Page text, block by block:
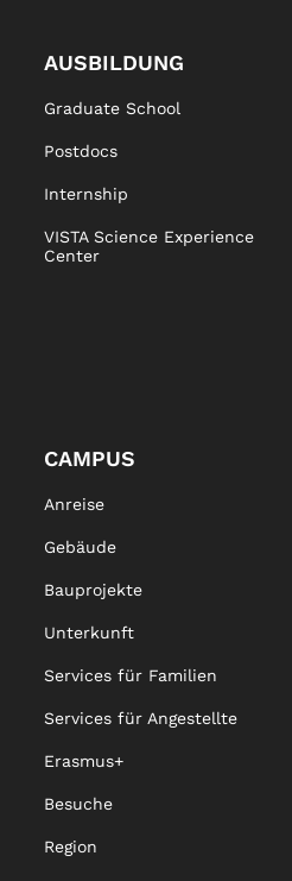
AUSBILDUNG
Graduate School
Postdocs
Internship
VISTA Science Experience
Center
CAMPUS
Anreise
Gebäude
Bauprojekte
Unterkunft
Services für Familien
Services für Angestellte
Erasmus+
Besuche
Region